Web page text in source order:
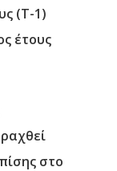
(Τ-1)
έτους
στο